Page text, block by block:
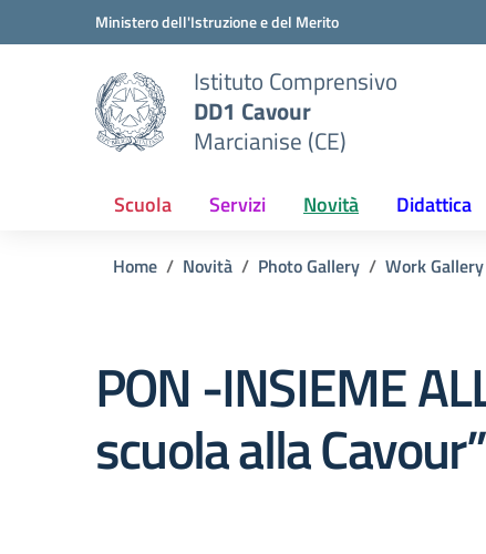
Vai ai contenuti
Vai al menu di navigazioneMinistero dell'Istruzione e del Merito
Istituto Comprensivo
DD1 Cavour
Marcianise (CE)
Scuola Servizi Novità Didattica
Home Novità Photo Gallery Work Gallery
PON -INSIEME
scuola alla